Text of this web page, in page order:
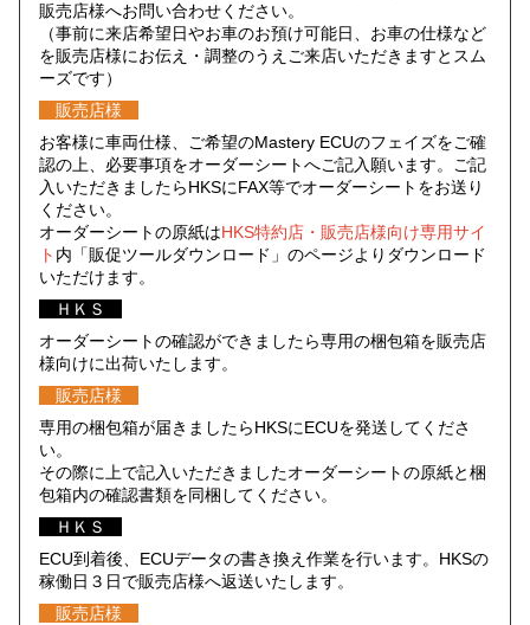
販売店様へお問い合わせください。
（事前に来店希望日やお車のお預け可能日、お車の仕様など
を販売店様にお伝え・調整のうえご来店いただきますとスム
ーズです）
販売店様
お客様に車両仕様、ご希望のMastery ECUのフェイズをご確
認の上、必要事項をオーダーシートへご記入願います。ご記
入いただきましたらHKSにFAX等でオーダーシートをお送り
ください。
オーダーシートの原紙はHKS特約店・販売店様向け専用サイ
ト 内「販促ツールダウンロード」のページよりダウンロード
いただけます。
ＨＫＳ
オーダーシートの確認ができましたら専用の梱包箱を販売店
様向けに出荷いたします。
販売店様
専用の梱包箱が届きましたらHKSにECUを発送してくださ
い。
その際に上で記入いただきましたオーダーシートの原紙と梱
包箱内の確認書類を同梱してください。
ＨＫＳ
ECU到着後、ECUデータの書き換え作業を行います。HKSの
稼働日３日で販売店様へ返送いたします。
販売店様